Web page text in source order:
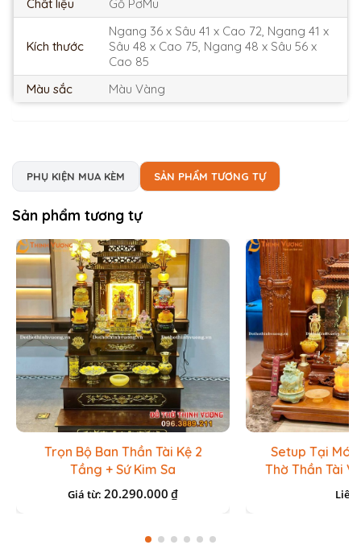
Chất liệu Gỗ PơMu
Kích thước
Ngang 36 x Sâu 41 x Cao 72, Ngang 41 x
Sâu 48 x Cao 75, Ngang 48 x Sâu 56 x
Cao 85
Màu sắc
Màu Vàng
PHỤ KIỆN MUA KÈM SẢN PHẨM TƯƠNG TỰ
Sản phẩm tương tự
Trọn Bộ Ban Thần Tài Kệ 2
Tầng + Sứ Kim Sa
Giá từ:20.290.000 ₫
Setup Tại
Thờ Thần Tài
Lưu Ly
Liên